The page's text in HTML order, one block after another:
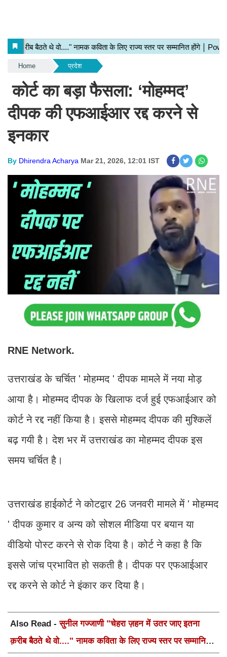
Home प्रदेश
कोर्ट का बड़ा फैसला: ‘मोहम्मद’
दीपक की एफआईआर रद्द करने से
इनकार
By Dhirendra Acharya Mar 21, 2026, 12:01 IST
RNE Network.
उत्तराखंड के चर्चित ' मोहम्मद ' दीपक मामले में नया मोड़
आया है। मोहम्मद दीपक के खिलाफ दर्ज हुई एफआईआर को
कोर्ट ने रद्द नहीं किया है। इससे मोहम्मद दीपक की मुश्किलें
बढ़ गयी है। देश भर में उत्तराखंड का मोहम्मद दीपक इस
समय चर्चित है।
उत्तराखंड हाईकोर्ट ने कोटद्वार 26 जनवरी मामले में ' मोहम्मद
' दीपक कुमार व अन्य को सोशल मीडिया पर बयान या
वीडियो पोस्ट करने से रोक दिया है। कोर्ट ने कहा है कि
इससे जांच प्रभावित हो सकती है। दीपक पर एफआईआर
रद्द करने से कोर्ट ने इंकार कर दिया है।
Also Read -सुनील गज्जाणी "चेहरा ज़हन में उतर जाए इतना
क़रीब बैठते थे वो...." नामक कविता के लिए राज्य स्तर पर सम्मानित